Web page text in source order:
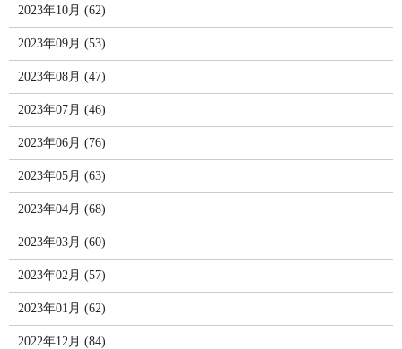
2023年10月 (62)
2023年09月 (53)
2023年08月 (47)
2023年07月 (46)
2023年06月 (76)
2023年05月 (63)
2023年04月 (68)
2023年03月 (60)
2023年02月 (57)
2023年01月 (62)
2022年12月 (84)